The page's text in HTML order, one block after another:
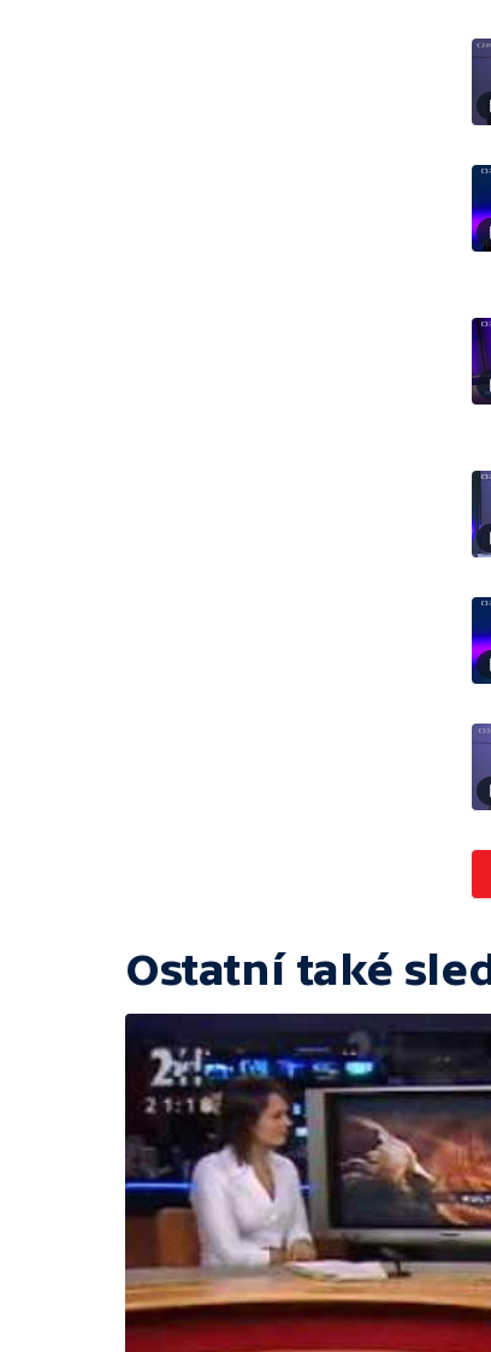
Ostatní také